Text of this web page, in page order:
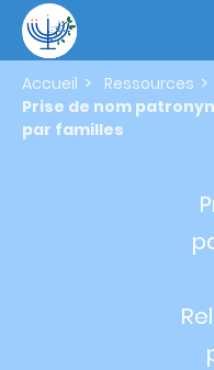
contenu
principal
Accueil Ressources
Prise de nom
par familles